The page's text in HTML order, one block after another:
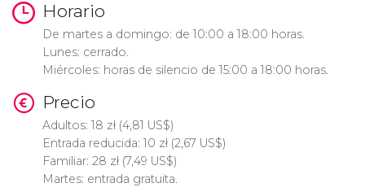
Horario
De martes a domingo: de 10:00 a 18:00 horas.
Lunes: cerrado.
Miércoles: horas de silencio de 15:00 a 18:00 horas.
Precio
Adultos: 18 zł(4,81 US$)
Entrada reducida: 10 zł(2,67 US$)
Familiar: 28 zł(7,49 US$)
Martes: entrada gratuita.